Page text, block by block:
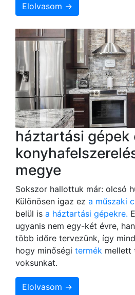
Elolvasom →
háztartási gépek
megye
Sokszor hallottuk már: olcsó
Különösen igaz ez a műszaki
belül is a háztartási gépekre.
ugyanis nem egy-két évre,
több időre tervezünk, így
hogy minőségi termék mellett
voksunkat.
Elolvasom →